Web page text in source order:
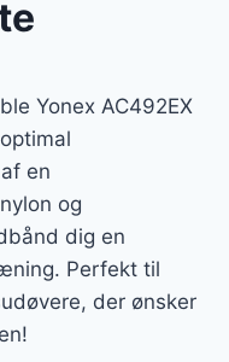
Yonex AC492EX
en
og
dig en
Perfekt til
der ønsker